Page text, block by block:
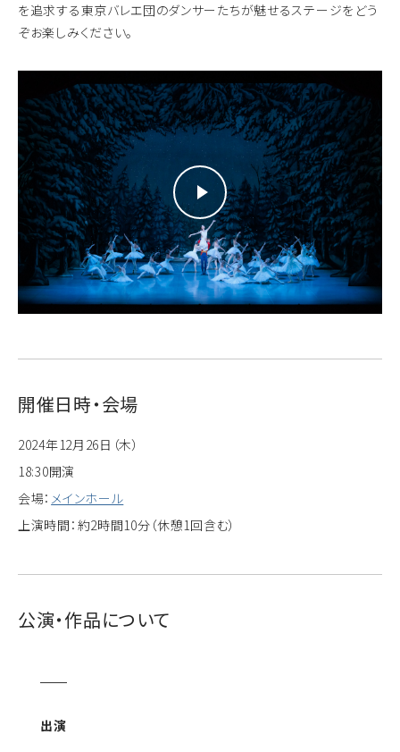
を追求する東京バレエ団のダンサーたちが魅せるステージをどう
ぞお楽しみください。
開催日時・会場
2024年12月26日（木）
18:30開演
会場： メインホール
上演時間：約2時間10分（休憩1回含む）
公演・作品について
出演